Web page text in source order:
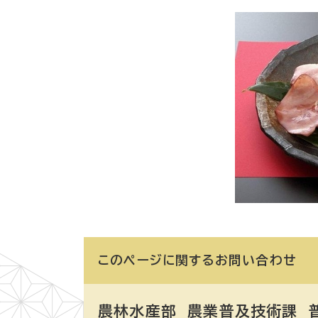
このページに関する お問い合わせ
農林水産部 農業普及技術課